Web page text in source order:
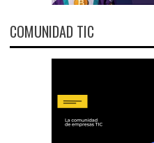
COMUNIDAD TIC